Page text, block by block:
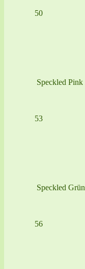
50
Speckled Pink
53
Speckled Grün
56